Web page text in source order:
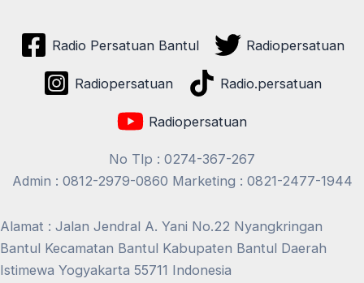
Radio Persatuan Bantul Radiopersatuan
Radiopersatuan Radio.persatuan
Radiopersatuan
No Tlp : 0274-367-267
Admin : 0812-2979-0860 Marketing : 0821-2477-1944
Alamat : Jalan Jendral A. Yani No.22 Nyangkringan
Bantul Kecamatan Bantul Kabupaten Bantul Daerah
Istimewa Yogyakarta 55711 Indonesia